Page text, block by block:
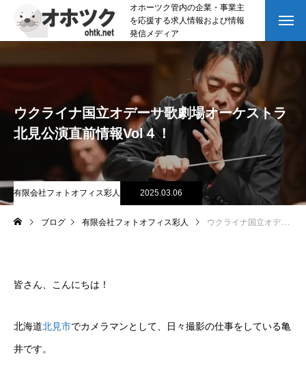
オホーツク管内の企業・事業主
を応援する求人情報および情報
発信メディア
ウクライナ国立オデーサ歌劇場オーケストラ
北見公演直前情報Vol４！
有限会社フォトオフィス彩人 2025.03.06
ブログ 有限会社フォトオフィス彩人 ウクライナ国立オデーサ歌劇場オーケストラ北見公演直前情報Vol４！
皆さん、こんにちは！
北海道北見市でカメラマンとして、日々撮影の仕事をしている亀
井です。